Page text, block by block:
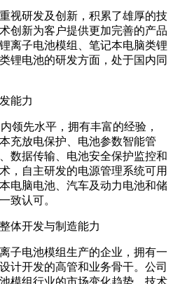
视研发及创新，积累了雄厚的技
创新为客户提供更加完善的产品
离子电池模组、笔记本电脑类锂
锂电池的研发方面，处于国内同
能力
领先水平，拥有丰富的经验，
充放电保护、电池参数智能管
数据传输、电池安全保护监控和
，自主研发的电源管理系统可用
电脑电池、汽车及动力电池和储
致认可。
体开发与制造能力
子电池模组生产的企业，拥有一
计开发的高管和业务骨干。公司
模组行业的市场变化趋势、技术